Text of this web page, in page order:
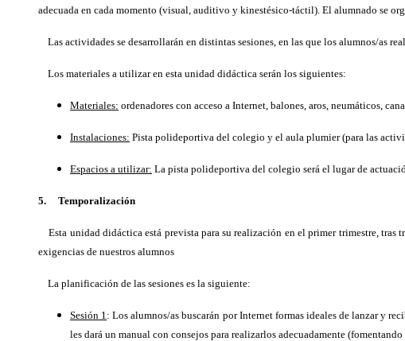
adecuada en cada momento (visual, auditivo y kinestésico-táctil). El alumnado se
Las actividades se desarrollarán en distintas sesiones, en las que los alumnos/as
Los materiales a utilizar en esta unidad didáctica serán los siguientes:
Materiales: ordenadores con acceso a Internet, balones, aros, neumáticos,
Instalaciones: Pista polideportiva del colegio y el aula plumier (para las
Espacios a utilizar: La pista polideportiva del colegio será el lugar de
5. Temporalización
Esta unidad didáctica está prevista para su realización en el primer trimestre, tras
exigencias de nuestros alumnos
La planificación de las sesiones es la siguiente:
Sesión 1: Los alumnos/as buscarán por Internet formas ideales de lanzar y
les dará un manual con consejos para realizarlos adecuadamente